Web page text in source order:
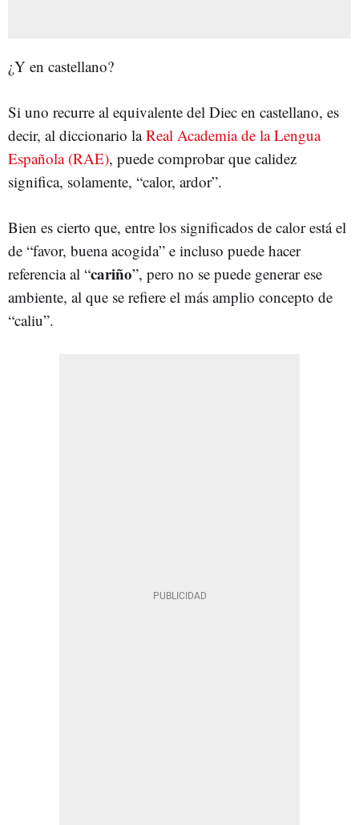
¿Y en castellano?
Si uno recurre al equivalente del Diec en castellano, es
decir, al diccionario laReal Academia de la Lengua
Española (RAE), puede comprobar que calidez
significa, solamente, “calor, ardor”.
Bien es cierto que, entre los significados de calor está el
de “favor, buena acogida” e incluso puede hacer
referencia al “cariño”, pero no se puede generar ese
ambiente, al que se refiere el más amplio concepto de
“caliu”.